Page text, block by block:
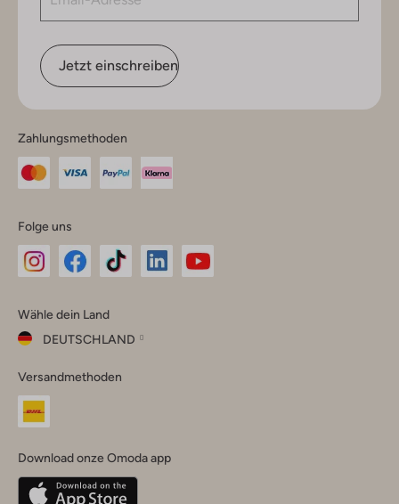
Jetzt einschreiben
Zahlungsmethoden
Folge uns
Instagram
Facebook
TikTok
Wähle dein Land
DEUTSCHLAND
dein
Land
Belgique(Français)
Versandmethoden
Download onze Omoda app